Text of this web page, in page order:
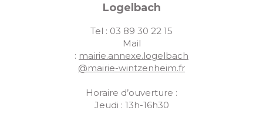
Logelbach
Tel : 03 89 30 22 15
Mail
: mairie.annexe.logelbach
@mairie-wintzenheim.fr
Horaire d’ouverture :
Jeudi : 13h-16h30